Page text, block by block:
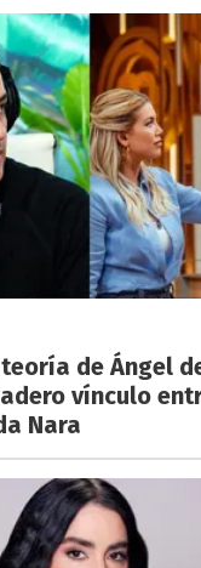
de Ángel
vínculo
Nara